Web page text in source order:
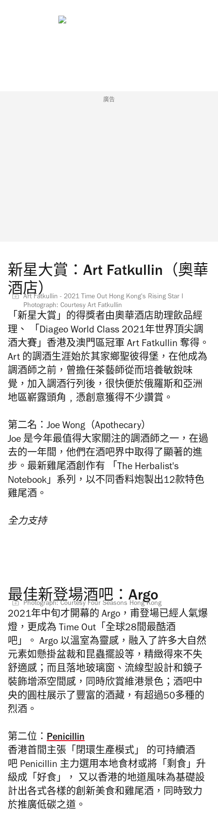
廣告
新星大賞：Art Fatkullin（奧華
酒店）
Art Fatkullin - 2021 Time Out Hong Kong's Rising Star I
Photograph: Courtesy Art Fatkullin
「新星大賞」的得獎者由奧華酒店助理飲品經
理、
「Diageo World Class 2021年世界頂尖調
酒大賽」香港及澳門區冠軍 Art Fatkullin 奪得。
Art 的調酒生涯始於其家鄉聖彼得堡，在他成為
調酒師之前，曾擔任茶藝師從而培養敏銳味
覺，加入調酒行列後，很快便於俄羅斯和亞洲
地區嶄露頭角﹐憑創意獲得不少讚賞。
第二名：Joe Wong（Apothecary）
Joe 是今年最值得大家關注的調酒師之一，在過
去的一年間，他們在酒吧界中取得了顯著的進
步。最新雞尾酒創作有 「The Herbalist's
Notebook」系列，以不同香料炮製出12款特色
雞尾酒。
全力支持
最佳新登場酒吧：Argo
Photograph: Courtesy Four Seasons Hong Kong
2021年中旬才開幕的 Argo，甫登場已經人氣爆
燈，更成為 Time Out「全球28間最酷酒
吧」。 Argo 以溫室為靈感， 融入了許多大自然
元素如懸掛盆裁和昆蟲擺設等， 精緻得來不失
舒適感；而且落地玻璃窗、 流線型設計和鏡子
裝飾增添空間感，同時欣賞維港景色； 酒吧中
央的圓柱展示了豐富的酒藏，有超過50多種的
烈酒。
第二位： Penicillin
香港首間主張「閉環生產模式」 的可持續酒
吧 Penicillin 主力選用本地食材或將「剩食」升
級成「好食」
， 又以香港的地道風味為基礎設
計出各式各樣的創新美食和雞尾酒， 同時致力
於推廣低碳之道。